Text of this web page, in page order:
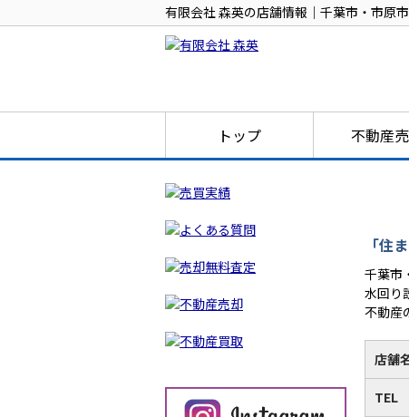
有限会社 森英の店舗情報｜千葉市・市原
トップ 不動産
「住
千葉市
水回り
不動産
店舗
TEL